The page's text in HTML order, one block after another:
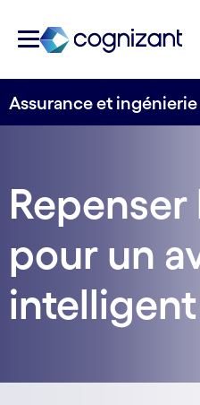
Assurance et
Repenser
pour un
intelligent